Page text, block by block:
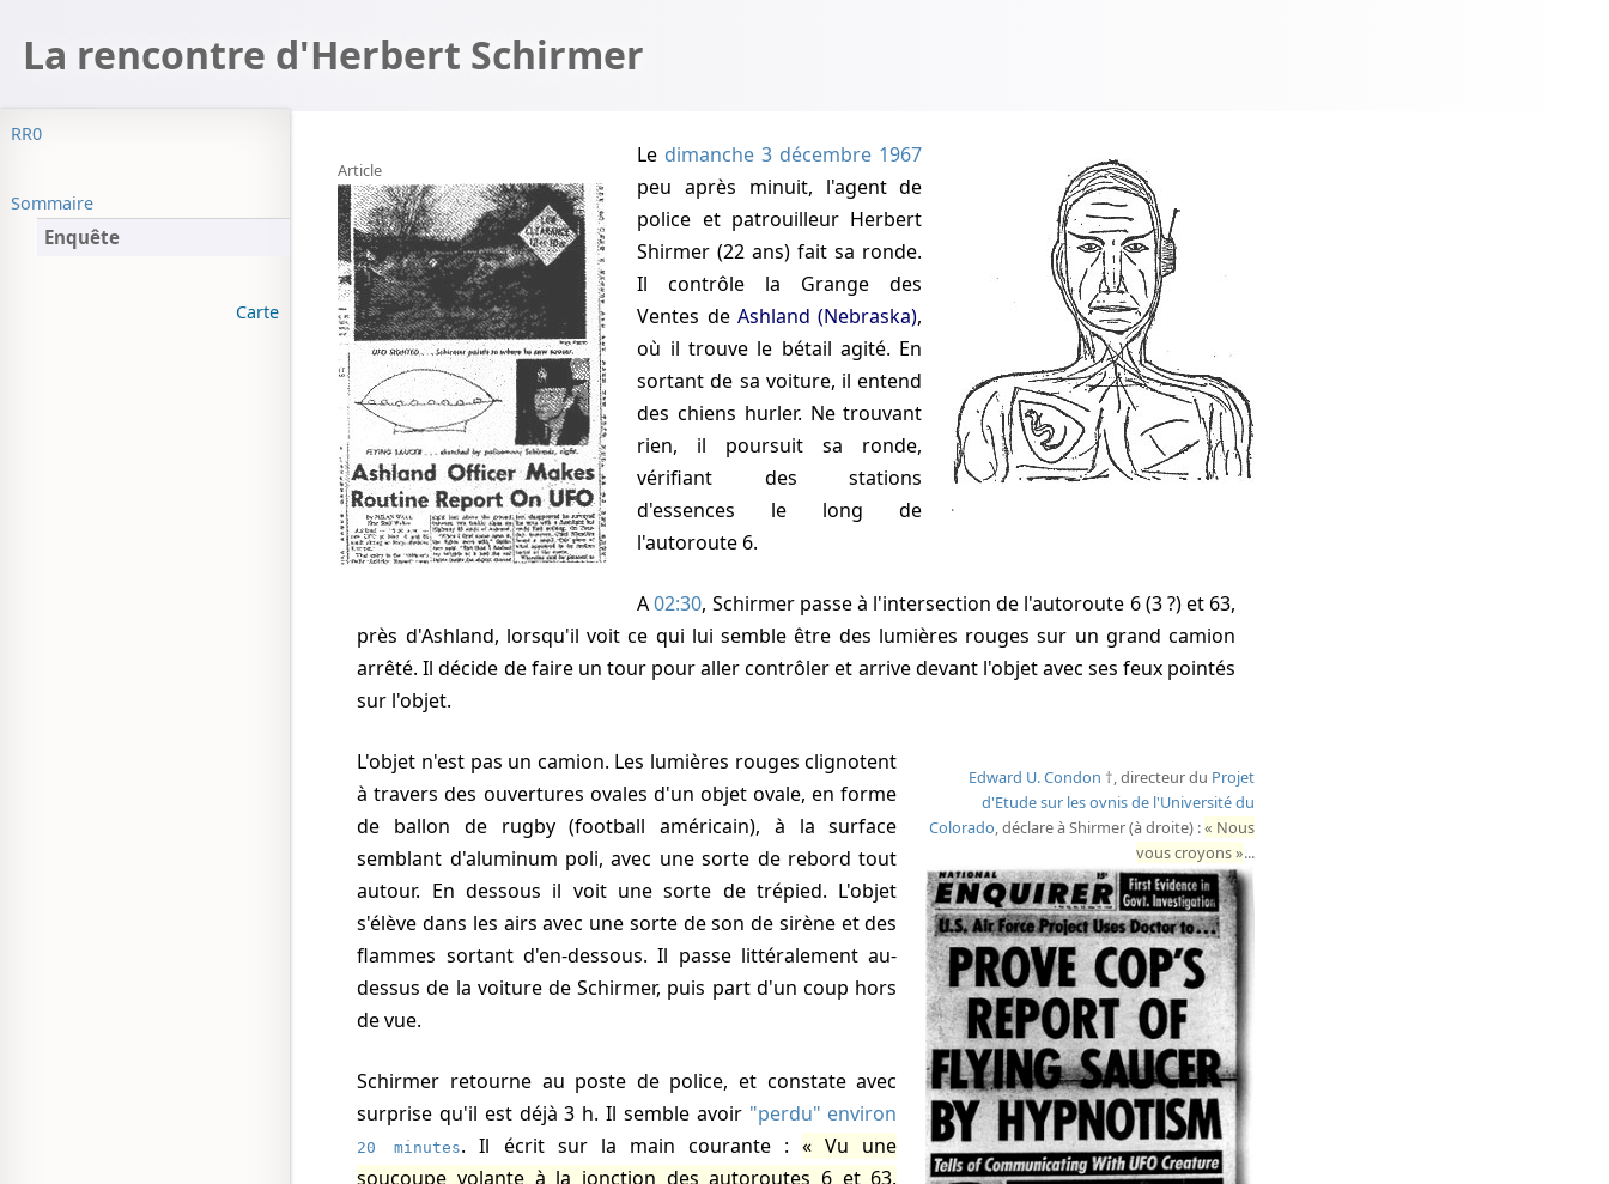
La rencontre d'Herbert Schirmer
RR0
Sommaire
Enquête
Carte
.
Article
Le dimanche 3 décembre 1967
peu après minuit, l'agent de
police et patrouilleur Herbert
Shirmer (22 ans) fait sa ronde.
Il contrôle la Grange des
Ventes de Ashland (Nebraska),
où il trouve le bétail agité. En
sortant de sa voiture, il entend
des chiens hurler. Ne trouvant
rien, il poursuit sa ronde,
vérifiant des stations
d'essences le long de
l'autoroute 6.
A02:30, Schirmer passe à l'intersection de l'autoroute 6 (3 ?) et 63,
près d'Ashland, lorsqu'il voit ce qui lui semble être des lumières rouges sur un grand camion
arrêté. Il décide de faire un tour pour aller contrôler et arrive devant l'objet avec ses feux pointés
sur l'objet.
Edward U. Condon , directeur du Projet
d'Etude sur les ovnis de l'Université du
Colorado, déclare à Shirmer (à droite) : Nous
vous croyons
...
L'objet n'est pas un camion. Les lumières rouges clignotent
à travers des ouvertures ovales d'un objet ovale, en forme
de ballon de rugby (football américain), à la surface
semblant d'aluminum poli, avec une sorte de rebord tout
autour. En dessous il voit une sorte de trépied. L'objet
s'élève dans les airs avec une sorte de son de sirène et des
flammes sortant d'en-dessous. Il passe littéralement au-
dessus de la voiture de Schirmer, puis part d'un coup hors
de vue.
Schirmer retourne au poste de police, et constate avec
surprise qu'il est déjà 3 h. Il semble avoir "perdu" environ
20 minutes. Il écrit sur la main courante :
Vu une
soucoupe volante à la jonction des autoroutes 6 et 63.